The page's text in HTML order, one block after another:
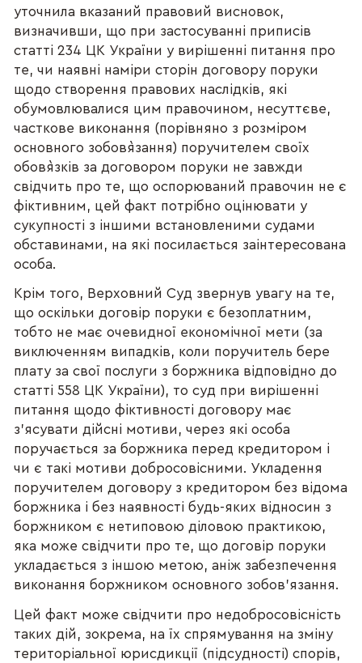
уточнила вказаний правовий висновок,
визначивши, що при застосуванні приписів
статті 234 ЦК України у вирішенні питання про
те, чи наявні наміри сторін договору поруки
щодо створення правових наслідків, які
обумовлювалися цим правочином, несуттєве,
часткове виконання (порівняно з розміром
основного зобов`язання) поручителем своїх
обов`язків за договором поруки не завжди
свідчить про те, що оспорюваний правочин не є
фіктивним, цей факт потрібно оцінювати у
сукупності з іншими встановленими судами
обставинами, на які посилається заінтересована
особа.
Крім того, Верховний Суд звернув увагу на те,
що оскільки договір поруки є безоплатним,
тобто не має очевидної економічної мети (за
виключенням випадків, коли поручитель бере
плату за свої послуги з боржника відповідно до
статті 558 ЦК України), то суд при вирішенні
питання щодо фіктивності договору має
з'ясувати дійсні мотиви, через які особа
поручається за боржника перед кредитором і
чи є такі мотиви добросовісними. Укладення
поручителем договору з кредитором без відома
боржника і без наявності будь-яких відносин з
боржником є нетиповою діловою практикою,
яка може свідчити про те, що договір поруки
укладається з іншою метою, аніж забезпечення
виконання боржником основного зобов'язання.
Цей факт може свідчити про недобросовісність
таких дій, зокрема, на їх спрямування на зміну
територіальної юрисдикції (підсудності) спорів,